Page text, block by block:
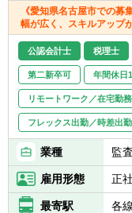
《愛知県名古屋市での
幅が広く、スキルアップ
公認会計士 税理士
第二新卒可 年間休日
リモートワーク／在宅勤務
フレックス出勤／時差出勤
業種 監
雇用形態 正
最寄駅 各